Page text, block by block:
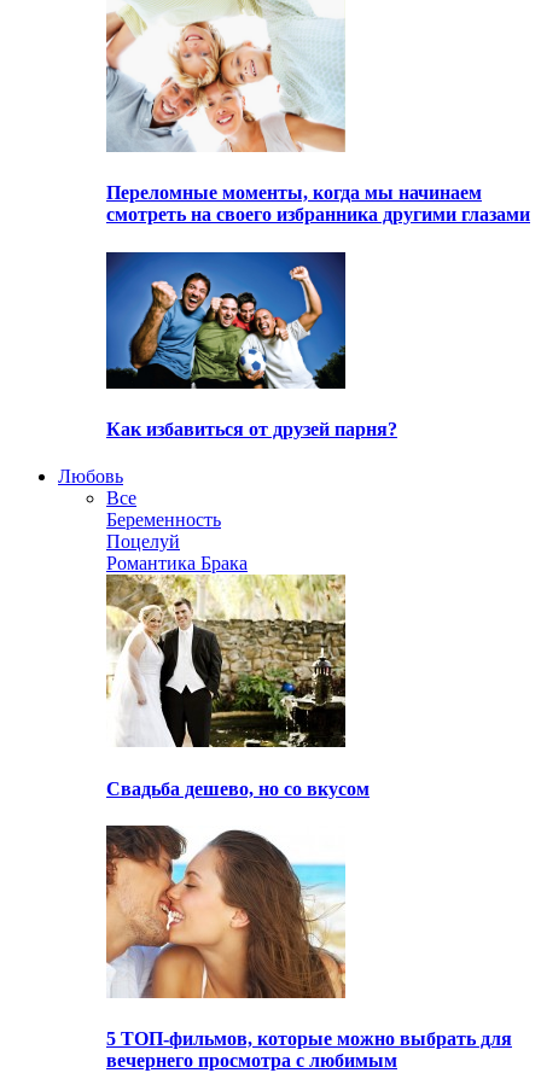
Переломные моменты, когда мы начинаем
смотреть на своего избранника другими глазами
Как избавиться от друзей парня?
Любовь
Все
Беременность
Поцелуй
Романтика Брака
Свадьба дешево, но со вкусом
5 ТОП-фильмов, которые можно выбрать для
вечернего просмотра с любимым